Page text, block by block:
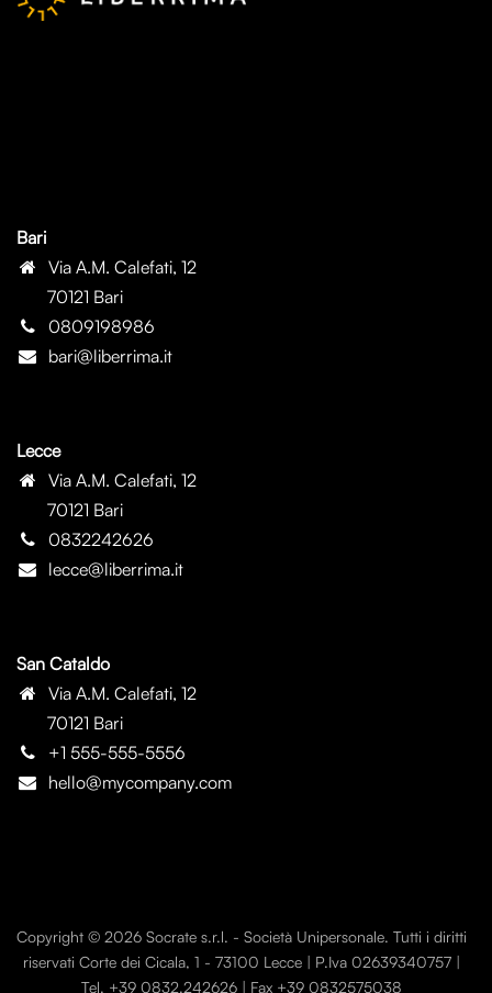
Bari
Via A.M. Calefati, 12
70121 Bari
0809198986
bari@liberrima.it
Lecce
Via A.M. Calefati, 12
70121 Bari
0832242626
lecce@liberrima.it
San Cataldo
Via A.M. Calefati, 12
70121 Bari
+1 555-555-5556
hello@mycompany.com
Copyright © 2026 Socrate s.r.l. - Società Unipersonale. Tutti i diritti
riservati Corte dei Cicala, 1 - 73100 Lecce | P.Iva 02639340757 |
Tel. +39 0832.242626 | Fax +39 0832575038